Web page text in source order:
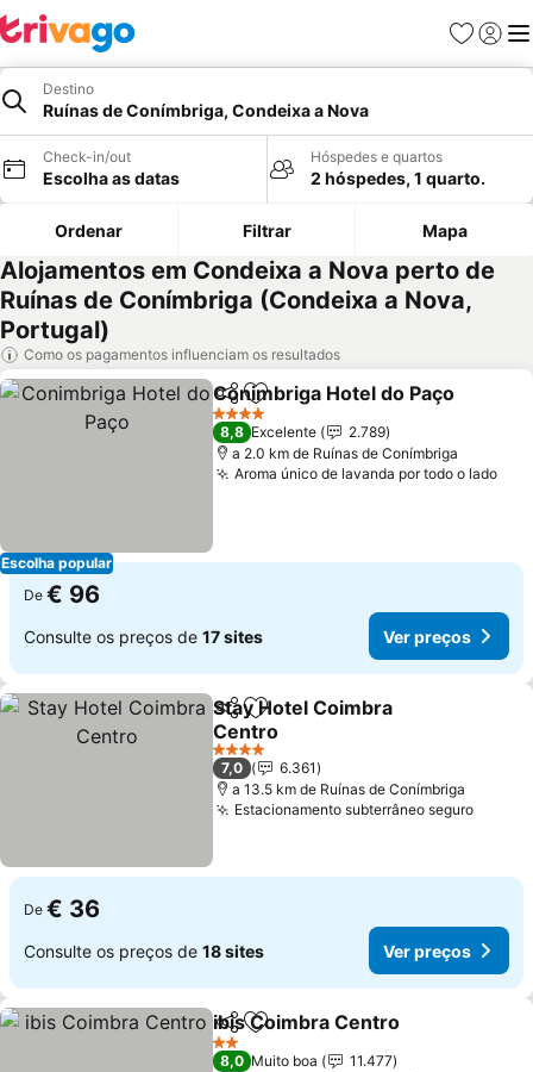
Favoritos
Iniciar
Destino
Ruínas de Conímbriga, Condeixa a Nova
Check-in/out
Escolha as datas
Hóspedes e quartos
2 hóspedes, 1 quarto.
Ordenar Filtrar Mapa
Alojamentos em Condeixa a Nova perto de
Ruínas de Conímbriga (Condeixa a Nova,
Portugal)
Como os pagamentos influenciam os resultados
Escolha popular
PartilharAdicionar aos favoritos
Conimbriga Hotel do Paço
4 Estrelas
8,8 Excelente
2.789
a 2.0 km de Ruínas de Conímbriga
Aroma único de lavanda por todo o ladoVer
De € 96
Consulte os preços de 17 sites Ver preços
PartilharAdicionar aos favoritos
Stay Hotel Coimbra
Centro
Ver preços
4 Estrelas
7,0
6.361
a 13.5 km de Ruínas de Conímbriga
Estacionamento subterrâneo seguroVer
De € 36
Consulte os preços de 18 sites Ver preços
PartilharAdicionar aos favoritos
ibis Coimbra Centro
2 Estrelas
8,0 Muito boa
11.477